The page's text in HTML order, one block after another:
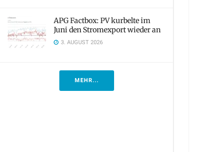
APG Factbox: PV kurbelte im
Juni den Stromexport wieder an
3. AUGUST 2026
MEHR...